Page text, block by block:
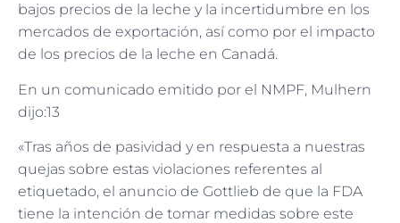
bajos precios de la leche y la incertidumbre en los
mercados de exportación, así como por el impacto
de los precios de la leche en Canadá.
En un comunicado emitido por el NMPF, Mulhern
dijo:13
«Tras años de pasividad y en respuesta a nuestras
quejas sobre estas violaciones referentes al
etiquetado, el anuncio de Gottlieb de que la FDA
tiene la intención de tomar medidas sobre este